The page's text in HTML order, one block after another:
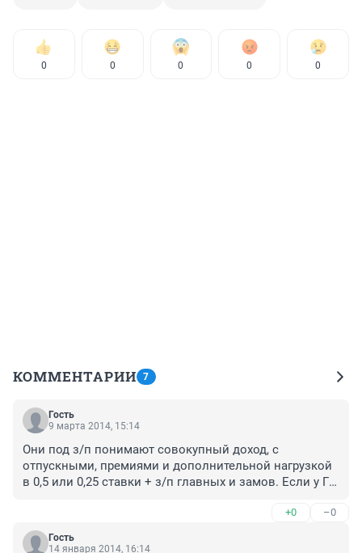
0 0 0 0 0
КОММЕНТАРИИ 7
Гость
9 марта 2014, 15:14
Они под з/п понимают совокупный доход, с
отпускными, премиями и дополнительной нагрузкой
в 0,5 или 0,25 ставки + з/п главных и замов. Если у ГВ
под миллион, так о чем говорить. Так бы и писали з/п
главных врачей и замов выросла. Раньше главный
врач не мог получать намного больше остальных
+0 –0
Гость
14 января 2014, 16:14